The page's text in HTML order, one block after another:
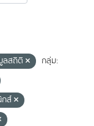
ลสถิติ
กลุ่ม:
ส์